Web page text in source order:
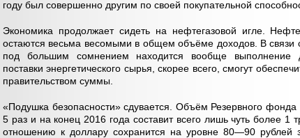
году был совершенно другим по своей покупательной
Экономика продолжает сидеть на нефтегазовой игле.
остаются весьма весомыми в общем объёме доходов. В связи
под большим сомнением находится вообще выполнение
поставки энергетического сырья, скорее всего, смогут
правительством суммы.
«Подушка безопасности» сдувается. Объём Резервного
5 раз и на конец 2016 года составит всего лишь чуть более 1
отношению к доллару сохранится на уровне 80—90 рублей